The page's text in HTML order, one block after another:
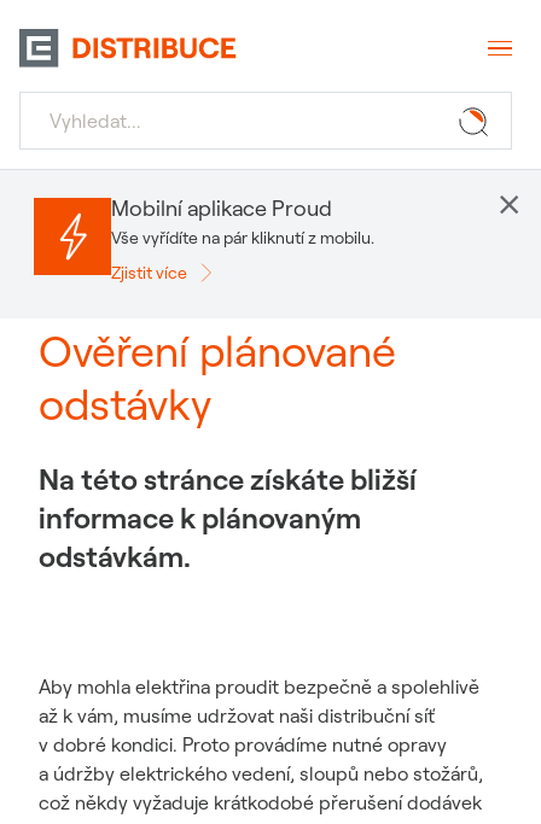
Ověření plánované
odstávky
Na této stránce získáte bližší
informace k plánovaným
odstávkám.
Aby mohla elektřina proudit bezpečně a spolehlivě
až k vám, musíme udržovat naši distribuční síť
v dobré kondici. Proto provádíme nutné opravy
a údržby elektrického vedení, sloupů nebo stožárů,
což někdy vyžaduje krátkodobé přerušení dodávek
Mobilní aplikace Proud
Vše vyřídíte na pár kliknutí z mobilu.
Zjistit více
×